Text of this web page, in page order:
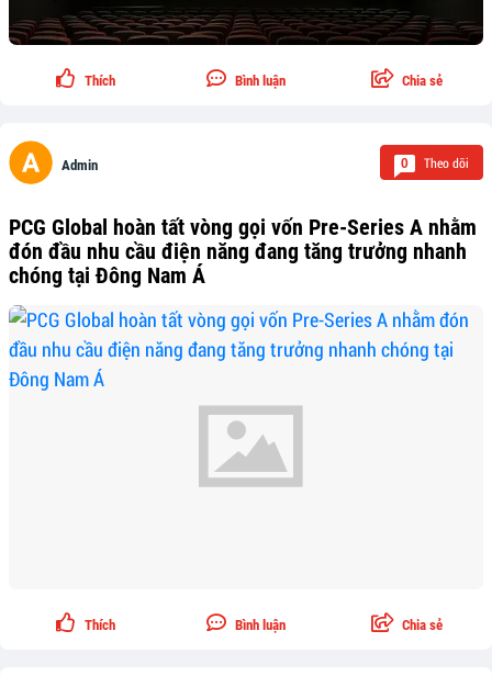
Thích Bình luận Chia sẻ
Admin 0 Theo dõi
PCG Global hoàn tất vòng gọi vốn Pre-Series A nhằm
đón đầu nhu cầu điện năng đang tăng trưởng nhanh
chóng tại Đông Nam Á
Thích Bình luận Chia sẻ